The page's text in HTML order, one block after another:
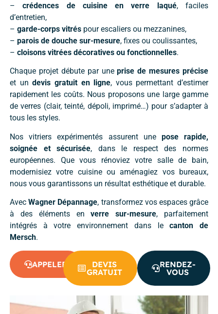
–crédences de cuisine en verre laqué, faciles
d’entretien,
– garde-corps vitrés pour escaliers ou mezzanines,
– parois de douche sur-mesure, fixes ou coulissantes,
– cloisons vitrées décoratives ou fonctionnelles.
Chaque projet débute par uneprise de mesures précise
et undevis gratuit en ligne, vous permettant d’estimer
rapidement les coûts. Nous proposons une large gamme
de verres (clair, teinté, dépoli, imprimé…) pour s’adapter à
tous les styles.
Nos vitriers expérimentés assurent une pose rapide,
soignée et sécurisée, dans le respect des normes
européennes. Que vous rénoviez votre salle de bain,
modernisiez votre cuisine ou aménagiez vos bureaux,
nous vous garantissons un résultat esthétique et durable.
AvecWagner Dépannage, transformez vos espaces grâce
à des éléments enverre sur-mesure, parfaitement
intégrés à votre environnement dans lecanton de
Mersch.
APPELER
DEVIS
GRATUIT
RENDEZ-
VOUS